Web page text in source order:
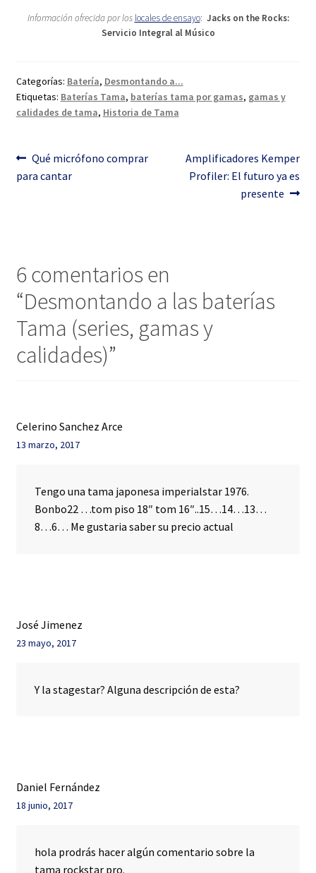
Información ofrecida por los locales de ensayo: Jacks on the Rocks:
Servicio Integral al Músico
Categorías: Batería, Desmontando a...
Etiquetas: Baterías Tama, baterías tama por gamas, gamas y
calidades de tama, Historia de Tama
Navegación
de
Anterior:
Qué micrófono comprar
para cantar
Siguiente:
Amplificadores Kemper
Profiler: El futuro ya es
presente
6 comentarios en
“Desmontando a las baterías
Tama (series, gamas y
calidades)”
Celerino Sanchez Arce
13 marzo, 2017
Tengo una tama japonesa imperialstar 1976.
Bonbo22 …tom piso 18″ tom 16″..15…14…13…
8…6… Me gustaria saber su precio actual
José Jimenez
23 mayo, 2017
Y la stagestar? Alguna descripción de esta?
Daniel Fernández
18 junio, 2017
hola prodrás hacer algún comentario sobre la
tama rockstar pro.